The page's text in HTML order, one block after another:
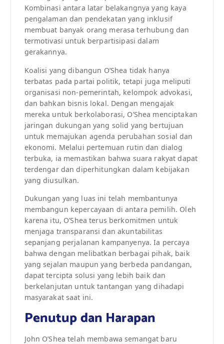
Kombinasi antara latar belakangnya yang kaya
pengalaman dan pendekatan yang inklusif
membuat banyak orang merasa terhubung dan
termotivasi untuk berpartisipasi dalam
gerakannya.
Koalisi yang dibangun O’Shea tidak hanya
terbatas pada partai politik, tetapi juga meliputi
organisasi non-pemerintah, kelompok advokasi,
dan bahkan bisnis lokal. Dengan mengajak
mereka untuk berkolaborasi, O’Shea menciptakan
jaringan dukungan yang solid yang bertujuan
untuk memajukan agenda perubahan sosial dan
ekonomi. Melalui pertemuan rutin dan dialog
terbuka, ia memastikan bahwa suara rakyat dapat
terdengar dan diperhitungkan dalam kebijakan
yang diusulkan.
Dukungan yang luas ini telah membantunya
membangun kepercayaan di antara pemilih. Oleh
karena itu, O’Shea terus berkomitmen untuk
menjaga transparansi dan akuntabilitas
sepanjang perjalanan kampanyenya. Ia percaya
bahwa dengan melibatkan berbagai pihak, baik
yang sejalan maupun yang berbeda pandangan,
dapat tercipta solusi yang lebih baik dan
berkelanjutan untuk tantangan yang dihadapi
masyarakat saat ini.
Penutup dan Harapan
John O’Shea telah membawa semangat baru